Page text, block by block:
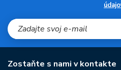
Zostaňte s nami v kontakte